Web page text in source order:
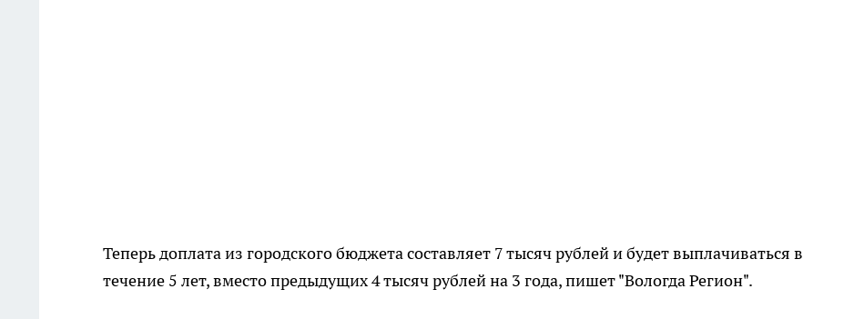
Теперь доплата из городского бюджета составляет 7 тысяч рублей и будет выплачиваться в
течение 5 лет, вместо предыдущих 4 тысяч рублей на 3 года, пишет "Вологда Регион".